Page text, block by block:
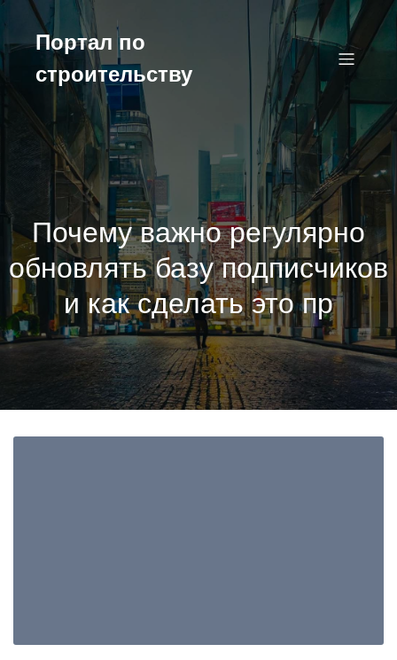
Перейти
содержимому
Портал по
строительству
Почему важно регулярно
обновлять базу подписчиков
и как сделать это пр